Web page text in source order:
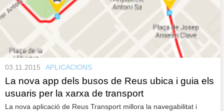
03.11.2015 APLICACIONS
La nova app dels busos de Reus ubica i guia els
usuaris per la xarxa de transport
La nova aplicació de Reus Transport millora la navegabilitat i